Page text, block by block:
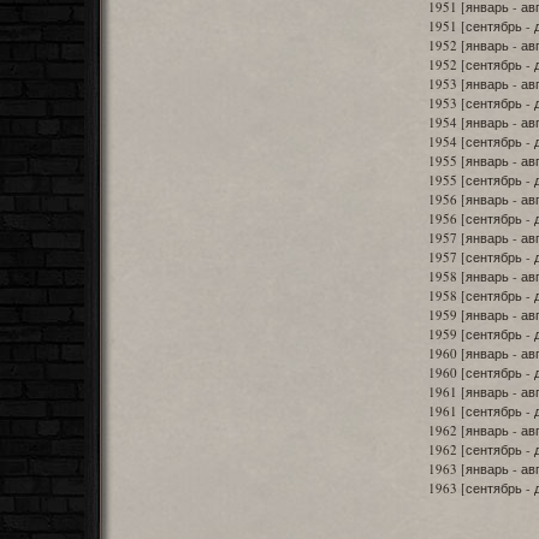
1951 [январь -
1951 [сентябрь -
1952 [январь -
1952 [сентябрь
1953 [январь -
1953 [сентябрь
1954 [январь -
1954 [сентябрь -
1955 [январь -
1955 [сентябрь
1956 [январь -
1956 [сентябрь
1957 [январь -
1957 [сентябрь -
1958 [январь -
1958 [сентябрь
1959 [январь -
1959 [сентябрь -
1960 [январь -
1960 [сентябрь
1961 [январь -
1961 [сентябрь
1962 [январь -
1962 [сентябрь -
1963 [январь -
1963 [сентябрь